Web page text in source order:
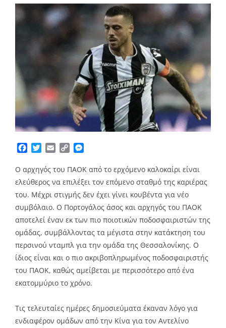
Facebook
TwitterEmailCopy
Ο αρχηγός του ΠΑΟΚ από το ερχόμενο καλοκαίρι είναι
ελεύθερος να επιλέξει τον επόμενο σταθμό της καριέρας
του. Μέχρι στιγμής δεν έχει γίνει κουβέντα για νέο
συμβόλαιο. Ο Πορτογάλος άσος και αρχηγός του ΠΑΟΚ
αποτελεί έναν εκ των πιο ποιοτικών ποδοσφαιριστών της
ομάδας, συμβάλλοντας τα μέγιστα στην κατάκτηση του
περσινού νταμπλ για την ομάδα της Θεσσαλονίκης. Ο
ίδιος είναι και ο πιο ακριβοπληρωμένος ποδοσφαιριστής
του ΠΑΟΚ, καθώς αμείβεται με περισσότερο από ένα
εκατομμύριο το χρόνο.
Τις τελευταίες ημέρες δημοσιεύματα έκαναν λόγο για
ενδιαφέρον ομάδων από την Κίνα για τον Αντελίνο